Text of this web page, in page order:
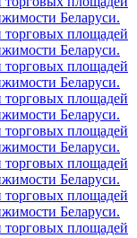
Беларуси.
торговых площадей
Беларуси.
торговых площадей
Беларуси.
торговых площадей
Беларуси.
торговых площадей
Беларуси.
торговых площадей
Беларуси.
торговых площадей
Беларуси.
торговых площадей